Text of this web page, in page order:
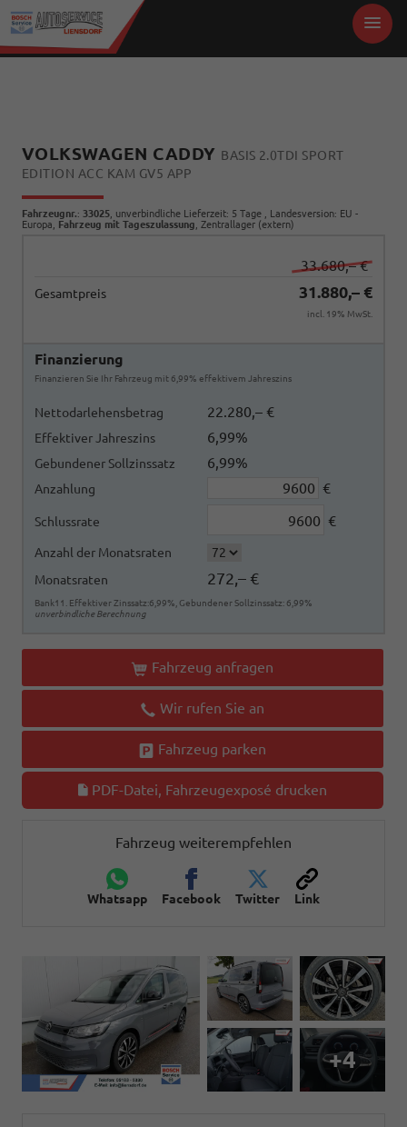
VOLKSWAGEN CADDY BASIS 2.0TDI SPORT
EDITION ACC KAM GV5 APP
Fahrzeugnr.: 33025 , unverbindliche Lieferzeit: 5 Tage , Landesversion: EU -
Europa, Fahrzeug mit Tageszulassung , Zentrallager (extern)
33.680,– €
Gesamtpreis 31.880,– €
incl. 19% MwSt.
Finanzierung
Finanzieren Sie Ihr Fahrzeug mit 6,99% effektivem Jahreszins
Nettodarlehensbetrag 22.280,– €
Effektiver Jahreszins 6,99%
Gebundener Sollzinssatz 6,99%
Anzahlung €
Schlussrate €
Anzahl der Monatsraten
Monatsraten
272,– €
Bank11. Effektiver Zinssatz:6,99%, Gebundener Sollzinssatz: 6,99%
unverbindliche Berechnung
Fahrzeug anfragen
Wir rufen Sie an
Fahrzeug parken
PDF-Datei, Fahrzeugexposé drucken
Fahrzeug weiterempfehlen
Whatsapp Facebook Twitter Link
+4